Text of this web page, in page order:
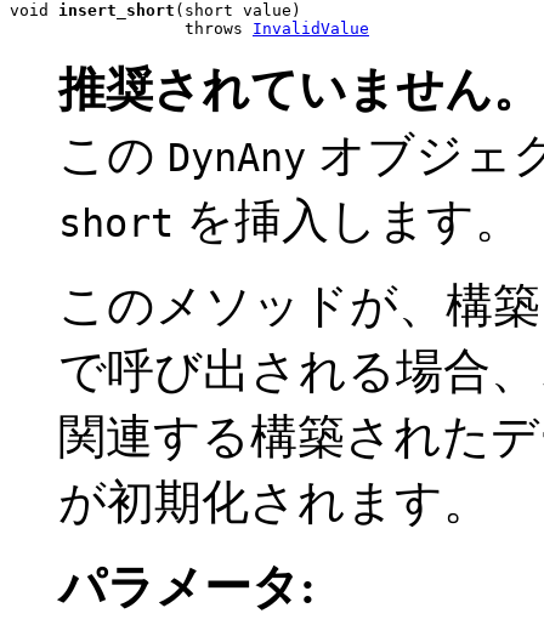
void insert_short (short value)
                  throws
InvalidValue
推奨されていません。
この DynAny オブジェ
short を挿入します
このメソッドが、構
で呼び出される場合
関連する構築された
が初期化されます。
パラメータ: